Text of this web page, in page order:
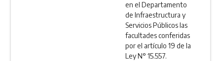
en el Departamento
de Infraestructura y
Servicios Públicos las
facultades conferidas
por el artículo 19 de la
Ley N° 15.557.